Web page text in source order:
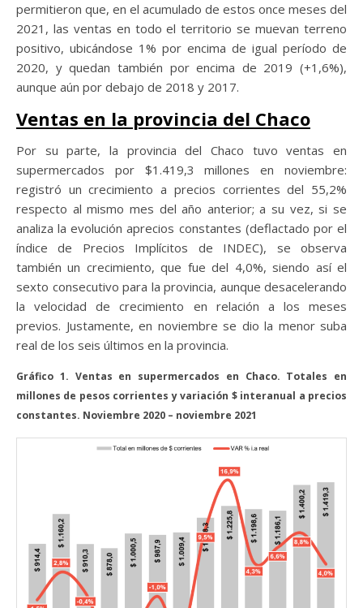
permitieron que, en el acumulado de estos once meses del
2021, las ventas en todo el territorio se muevan terreno
positivo, ubicándose 1% por encima de igual período de
2020, y quedan también por encima de 2019 (+1,6%),
aunque aún por debajo de 2018 y 2017.
Ventas en la provincia del Chaco
Por su parte, la provincia del Chaco tuvo ventas en
supermercados por $1.419,3 millones en noviembre:
registró un crecimiento a precios corrientes del 55,2%
respecto al mismo mes del año anterior; a su vez, si se
analiza la evolución aprecios constantes (deflactado por el
índice de Precios Implícitos de INDEC), se observa
también un crecimiento, que fue del 4,0%, siendo así el
sexto consecutivo para la provincia, aunque desacelerando
la velocidad de crecimiento en relación a los meses
previos. Justamente, en noviembre se dio la menor suba
real de los seis últimos en la provincia.
Gráfico 1. Ventas en supermercados en Chaco. Totales en
millones de pesos corrientes y variación $ interanual a precios
constantes. Noviembre 2020 – noviembre 2021